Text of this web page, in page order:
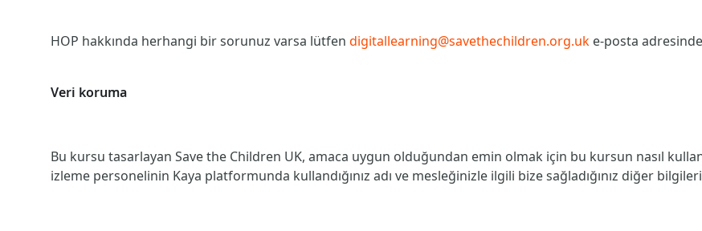
HOP hakkında herhangi bir sorunuz varsa lütfen digitallearning@savethechildren.org.uk e-posta
Veri koruma
Bu kursu tasarlayan Save the Children UK, amaca uygun olduğundan emin olmak için bu kursun nasıl
izleme personelinin Kaya platformunda kullandığınız adı ve mesleğinizle ilgili bize sağladığınız diğer